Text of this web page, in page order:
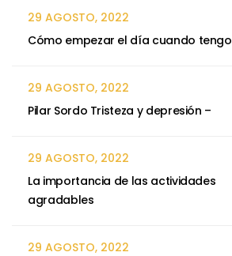
29 AGOSTO, 2022
Cómo empezar el día cuando tengo
29 AGOSTO, 2022
Pilar Sordo Tristeza y depresión –
29 AGOSTO, 2022
La importancia de las actividades
agradables
29 AGOSTO, 2022